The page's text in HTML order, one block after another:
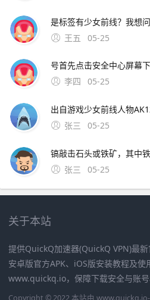
王五
05-25
李四
05-25
张三
05-25
张三
05-25
关于本站
提供QuickQ加速器(QuickQ VPN)最
安卓版官方APK、iOS版安装教程及使
www.quickq.io，保障下载安全与账号
Copyright © 2022 本站由